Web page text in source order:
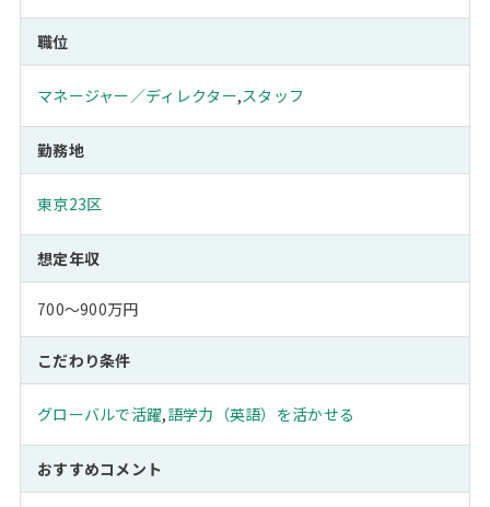
職位
マネージャー／ディレクター,スタッフ
勤務地
東京23区
想定年収
700～900万円
こだわり条件
グローバルで活躍,語学力（英語）を活かせる
おすすめコメント